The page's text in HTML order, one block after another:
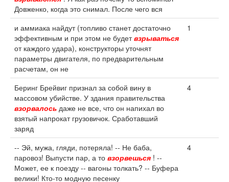
Довженко, когда это снимал. После чего вся
и аммиака найдут (топливо станет достаточно
эффективным и при этом не будетвзрываться
от каждого удара), конструкторы уточнят
параметры двигателя, по предварительным
расчетам, он не
1
Беринг Брейвиг признал за собой вину в
массовом убийстве. У здания правительства
взорвалось даже не все, что он напихал во
взятый напрокат грузовичок. Сработавший
заряд
4
-- Эй, мужа, гляди, потеряла! -- Не баба,
паровоз! Выпусти пар, а то взорвешься ! --
Может, ее к поезду -- вагоны толкать? -- Буфера
велики! Кто-то модную песенку
4